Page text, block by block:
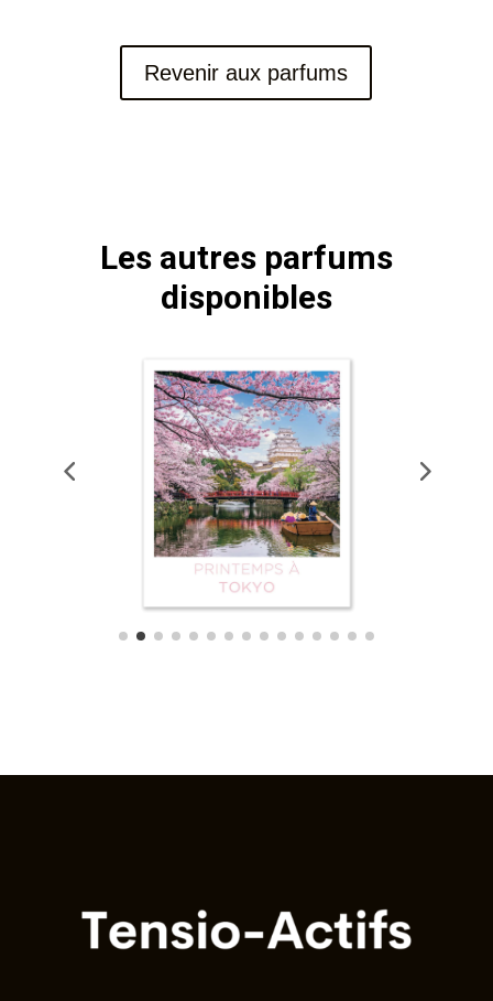
Revenir aux parfums
Les autres parfums
disponibles